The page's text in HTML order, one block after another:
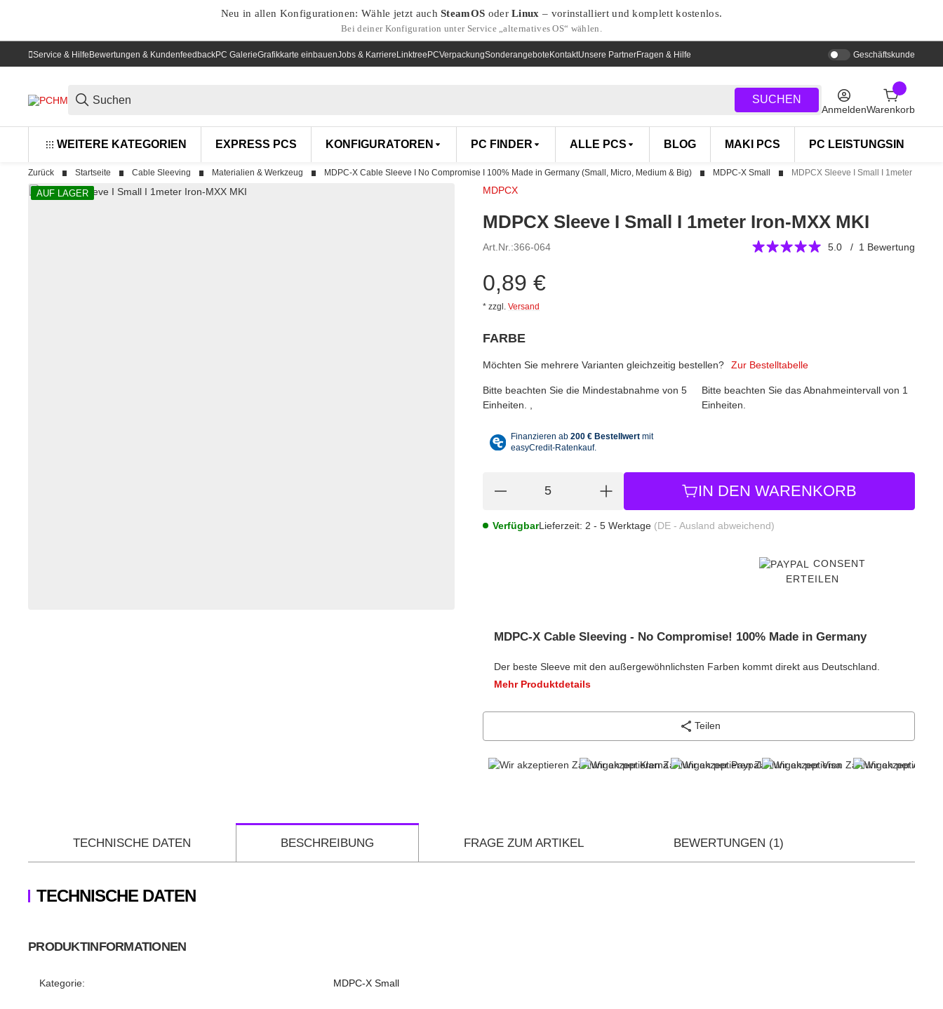
Neu in allen Konfigurationen: Wähle jetzt auchSteamOS oderLinux – vorinstalliert und komplett kostenlos.
Bei deiner Konfiguration unter Service „alternatives OS“ wählen.
Service & HilfeBewertungen & KundenfeedbackPC GalerieGrafikkarte einbauenJobs & KarriereLinktreePCVerpackungSonderangeboteKontaktUnsere PartnerFragen & Hilfe Geschäftskunde
SUCHEN
AnmeldenWarenkorb
WEITERE KATEGORIEN EXPRESS PCS KONFIGURATOREN PC FINDER ALLE PCS BLOG MAKI PCS PC LEISTUNGSINDEX
Zurück Startseite Cable Sleeving Materialien & Werkzeug MDPC-X Cable Sleeve I No Compromise I 100% Made in Germany (Small, Micro, Medium & Big) MDPC-X Small MDPCX Sleeve I Small I 1meter
AUF LAGER MDPCX
MDPCX Sleeve I Small I 1meter Iron-MXX MKI
Art.Nr.:366-064 5.0 / 1 Bewertung
0,89 €
* zzgl. Versand
FARBE
Möchten Sie mehrere Varianten gleichzeitig bestellen?
Zur Bestelltabelle
Bitte beachten Sie die Mindestabnahme von 5
Einheiten.
Bitte beachten Sie das Abnahmeintervall von 1
Einheiten.
IN DEN WARENKORB
VerfügbarLieferzeit: 2 - 5 Werktage (DE - Ausland abweichend)
CONSENT
ERTEILEN
MDPC-X Cable Sleeving - No Compromise! 100% Made in Germany
Der beste Sleeve mit den außergewöhnlichsten Farben kommt direkt aus Deutschland.
Mehr Produktdetails
Teilen
TECHNISCHE DATEN BESCHREIBUNG FRAGE ZUM ARTIKEL BEWERTUNGEN (1)
TECHNISCHE DATEN
PRODUKTINFORMATIONEN
Produkteigenschaft
Wert
Kategorie: MDPC-X Small